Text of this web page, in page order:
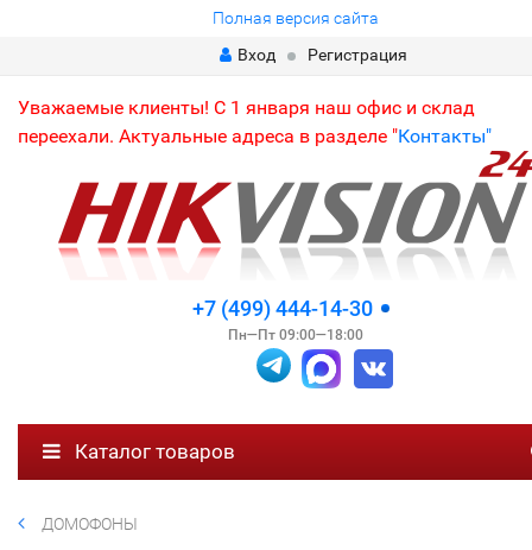
Полная версия сайта
Вход
Регистрация
Уважаемые клиенты! С 1 января наш офис и склад
переехали. Актуальные адреса в разделе "Контакты"
+7 (499) 444-14-30
Пн—Пт 09:00—18:00
Каталог товаров
ДОМОФОНЫ